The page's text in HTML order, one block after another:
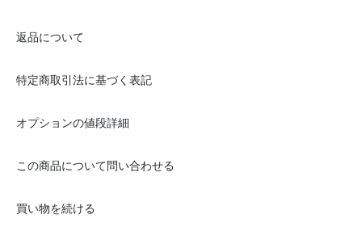
返品について
特定商取引法に基づく表記
オプションの値段詳細
この商品について問い合わせる
買い物を続ける